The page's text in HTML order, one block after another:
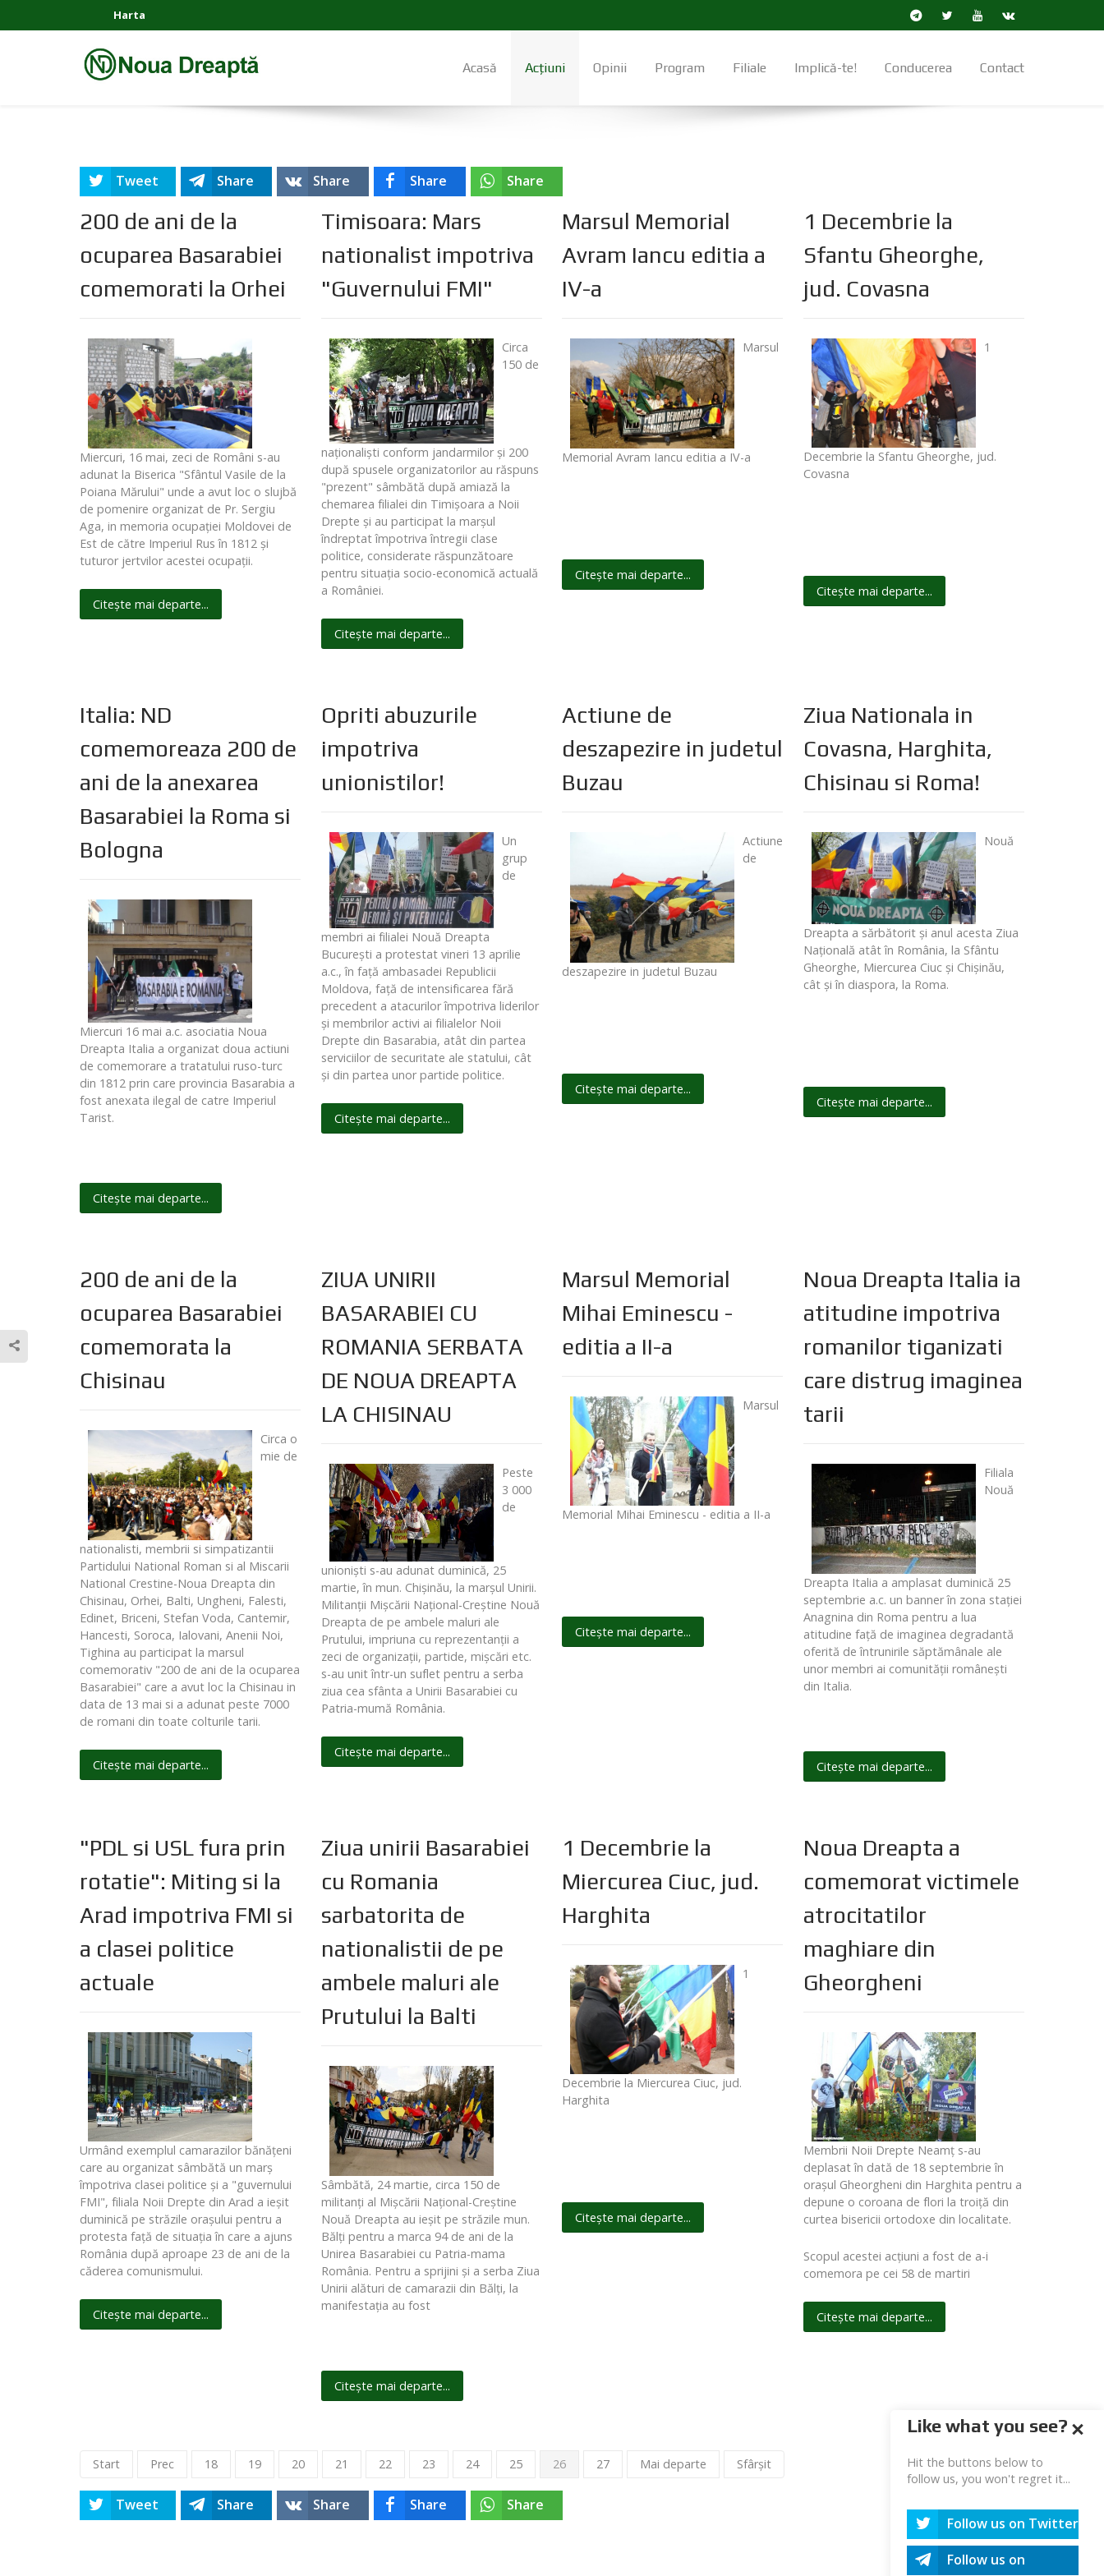
Harta
Acasă Acțiuni Opinii Program Filiale Implică-te! Conducerea Contact
Tweet Share Share Share Share
200 de ani de la
ocuparea Basarabiei
comemorati la Orhei
Miercuri, 16 mai, zeci de Români s-au
adunat la Biserica "Sfântul Vasile de la
Poiana Mărului" unde a avut loc o slujbă
de pomenire organizat de Pr. Sergiu
Aga, in memoria ocupaţiei Moldovei de
Est de către Imperiul Rus în 1812 şi
tuturor jertvilor acestei ocupaţii.
Citește mai departe...
Timisoara: Mars
nationalist impotriva
"Guvernului FMI"
Circa
150 de
naţionalişti conform jandarmilor şi 200
după spusele organizatorilor au răspuns
"prezent" sâmbătă după amiază la
chemarea filialei din Timişoara a Noii
Drepte şi au participat la marşul
îndreptat împotriva întregii clase
politice, considerate răspunzătoare
pentru situaţia socio-economică actuală
a României.
Citește mai departe...
Marsul Memorial
Avram Iancu editia a
IV-a
Marsul
Memorial Avram Iancu editia a IV-a
Citește mai departe...
1 Decembrie la
Sfantu Gheorghe,
jud. Covasna
1
Decembrie la Sfantu Gheorghe, jud.
Covasna
Citește mai departe...
Italia: ND
comemoreaza 200 de
ani de la anexarea
Basarabiei la Roma si
Bologna
Miercuri 16 mai a.c. asociatia Noua
Dreapta Italia a organizat doua actiuni
de comemorare a tratatului ruso-turc
din 1812 prin care provincia Basarabia a
fost anexata ilegal de catre Imperiul
Tarist.
Citește mai departe...
Opriti abuzurile
impotriva
unionistilor!
Un
grup
de
membri ai filialei Nouă Dreapta
Bucureşti a protestat vineri 13 aprilie
a.c., în faţă ambasadei Republicii
Moldova, faţă de intensificarea fără
precedent a atacurilor împotriva liderilor
şi membrilor activi ai filialelor Noii
Drepte din Basarabia, atât din partea
serviciilor de securitate ale statului, cât
şi din partea unor partide politice.
Citește mai departe...
Actiune de
deszapezire in judetul
Buzau
Actiune
de
deszapezire in judetul Buzau
Citește mai departe...
Ziua Nationala in
Covasna, Harghita,
Chisinau si Roma!
Nouă
Dreapta a sărbătorit şi anul acesta Ziua
Naţională atât în România, la Sfântu
Gheorghe, Miercurea Ciuc şi Chişinău,
cât şi în diaspora, la Roma.
Citește mai departe...
200 de ani de la
ocuparea Basarabiei
comemorata la
Chisinau
Circa o
mie de
nationalisti, membrii si simpatizantii
Partidului National Roman si al Miscarii
National Crestine-Noua Dreapta din
Chisinau, Orhei, Balti, Ungheni, Falesti,
Edinet, Briceni, Stefan Voda, Cantemir,
Hancesti, Soroca, Ialovani, Anenii Noi,
Tighina au participat la marsul
comemorativ "200 de ani de la ocuparea
Basarabiei" care a avut loc la Chisinau in
data de 13 mai si a adunat peste 7000
de romani din toate colturile tarii.
Citește mai departe...
ZIUA UNIRII
BASARABIEI CU
ROMANIA SERBATA
DE NOUA DREAPTA
LA CHISINAU
Peste
3 000
de
unionişti s-au adunat duminică, 25
martie, în mun. Chişinău, la marşul Unirii.
Militanţii Mişcării Naţional-Creştine Nouă
Dreapta de pe ambele maluri ale
Prutului, impriuna cu reprezentanţii a
zeci de organizaţii, partide, mişcări etc.
s-au unit într-un suflet pentru a serba
ziua cea sfânta a Unirii Basarabiei cu
Patria-mumă România.
Citește mai departe...
Marsul Memorial
Mihai Eminescu -
editia a II-a
Marsul
Memorial Mihai Eminescu - editia a II-a
Citește mai departe...
Noua Dreapta Italia ia
atitudine impotriva
romanilor tiganizati
care distrug imaginea
tarii
Filiala
Nouă
Dreapta Italia a amplasat duminică 25
septembrie a.c. un banner în zona staţiei
Anagnina din Roma pentru a lua
atitudine faţă de imaginea degradantă
oferită de întrunirile săptămânale ale
unor membri ai comunităţii româneşti
din Italia.
Citește mai departe...
"PDL si USL fura prin
rotatie": Miting si la
Arad impotriva FMI si
a clasei politice
actuale
Urmând exemplul camarazilor bănăţeni
care au organizat sâmbătă un marş
împotriva clasei politice şi a "guvernului
FMI", filiala Noii Drepte din Arad a ieşit
duminică pe străzile oraşului pentru a
protesta faţă de situaţia în care a ajuns
România după aproape 23 de ani de la
căderea comunismului.
Citește mai departe...
Ziua unirii Basarabiei
cu Romania
sarbatorita de
nationalistii de pe
ambele maluri ale
Prutului la Balti
Sâmbătă, 24 martie, circa 150 de
militanţi al Mişcării Naţional-Creştine
Nouă Dreapta au ieşit pe străzile mun.
Bălţi pentru a marca 94 de ani de la
Unirea Basarabiei cu Patria-mama
România. Pentru a sprijini şi a serba Ziua
Unirii alături de camarazii din Bălţi, la
manifestaţia au fost
Citește mai departe...
1 Decembrie la
Miercurea Ciuc, jud.
Harghita
1
Decembrie la Miercurea Ciuc, jud.
Harghita
Citește mai departe...
Noua Dreapta a
comemorat victimele
atrocitatilor
maghiare din
Gheorgheni
Membrii Noii Drepte Neamţ s-au
deplasat în dată de 18 septembrie în
oraşul Gheorgheni din Harghita pentru a
depune o coroana de flori la troiţă din
curtea bisericii ortodoxe din localitate.
Scopul acestei acţiuni a fost de a-i
comemora pe cei 58 de martiri
Citește mai departe...
Pagina 26 din 27
Start Prec 18 19 20 21 22 23 24 25 26 27 Mai departe Sfârșit
Tweet Share Share Share Share
Like what you see?
Hit the buttons below to
follow us, you won't regret it...
Follow us on Twitter
Follow us on